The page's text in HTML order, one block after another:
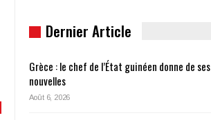
Dernier Article
Grèce : le chef de l’État guinéen donne de ses
nouvelles
Août 6, 2026